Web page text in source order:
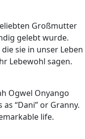
Großmutter
gelebt wurde.
sie in unser Leben
Lebewohl sagen.
Ogwel Onyango
“Dani” or Granny.
life.